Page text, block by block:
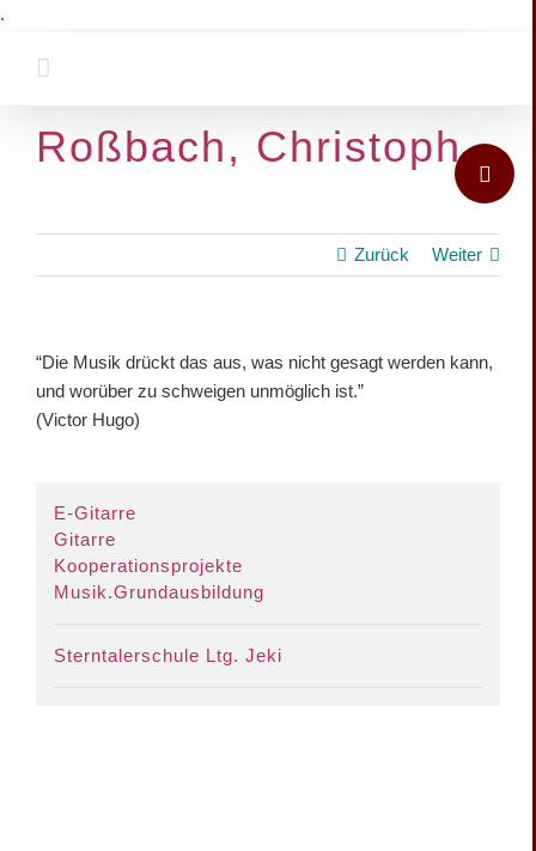
.
Roßbach, Christoph
Zurück Weiter
View
Larger
Image
“Die Musik drückt das aus, was nicht gesagt werden kann,
und worüber zu schweigen unmöglich ist.”
(Victor Hugo)
E-Gitarre
Gitarre
Kooperationsprojekte
Musik.Grundausbildung
Sterntalerschule Ltg. Jeki
Toggle
Sliding